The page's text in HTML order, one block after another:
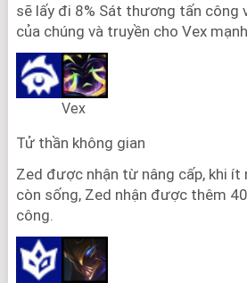
sẽ lấy đi 8% Sát thương tấn công
của chúng và truyền cho Vex
Vex
Tử thần không gian
Zed được nhận từ nâng cấp, khi ít
còn sống, Zed nhận được thêm
công.